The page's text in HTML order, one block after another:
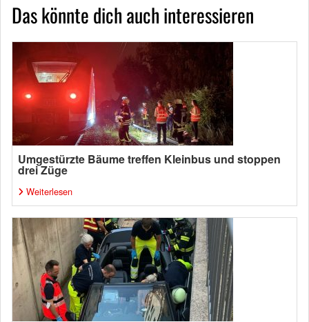
Das könnte dich auch interessieren
Umgestürzte Bäume treffen Kleinbus und stoppen
drei Züge
Weiterlesen